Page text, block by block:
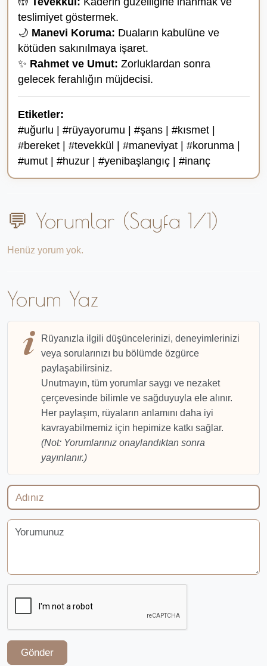
teslimiyet göstermek.
🌙 Manevi Koruma: Duaların kabulüne ve
kötüden sakınılmaya işaret.
✨ Rahmet ve Umut: Zorluklardan sonra
gelecek ferahlığın müjdecisi.
Etiketler:
#uğurlu | #rüyayorumu | #şans | #kısmet |
#bereket | #tevekkül | #maneviyat | #korunma |
#umut | #huzur | #yenibaşlangıç | #inanç
💬 Yorumlar (Sayfa 1/1)
Henüz yorum yok.
Yorum Yaz
Rüyanızla ilgili düşüncelerinizi, deneyimlerinizi
veya sorularınızı bu bölümde özgürce
paylaşabilirsiniz.
Unutmayın, tüm yorumlar saygı ve nezaket
çerçevesinde bilimle ve sağduyuyla ele alınır.
Her paylaşım, rüyaların anlamını daha iyi
kavrayabilmemiz için hepimize katkı sağlar.
(Not: Yorumlarınız onaylandıktan sonra
yayınlanır.)
Gönder